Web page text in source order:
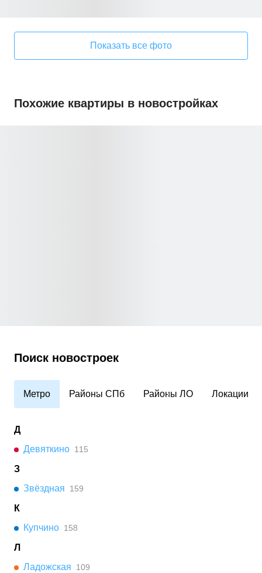
Показать все фото
Похожие квартиры в новостройках
Поиск новостроек
Метро Районы СПб Районы ЛО Локации
Д
Девяткино 115
З
Звёздная
159
К
Купчино 158
Л
Ладожская
109